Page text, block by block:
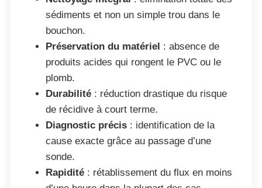
sédiments et non un simple trou dans le
bouchon.
Préservation du matériel : absence de
produits acides qui rongent le PVC ou le
plomb.
Durabilité : réduction drastique du risque
de récidive à court terme.
Diagnostic précis : identification de la
cause exacte grâce au passage d’une
sonde.
Rapidité : rétablissement du flux en moins